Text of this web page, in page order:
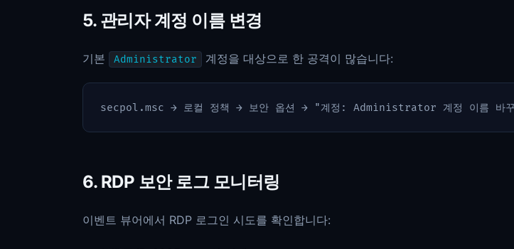
5. 관리자 계정 이름 변경
기본 Administrator 계정을 대상으로 한 공격이 많습니다:
6. RDP 보안 로그 모니터링
이벤트 뷰어에서 RDP 로그인 시도를 확인합니다: